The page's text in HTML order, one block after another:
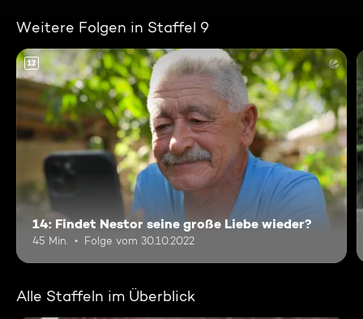
Weitere Folgen in Staffel 9
12
14: Findet Nestor seine große Liebe wieder?
45 Min. Folge vom 30.10.2022
Alle Staffeln im Überblick